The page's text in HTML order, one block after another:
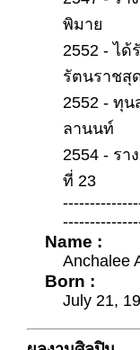
พิมาย
2552 - ได้
รัตนราชสุ
2552 - ทุ
ลานนท์
2554 - รา
ที่ 23
Name :
Anchalee
Born :
July 21,